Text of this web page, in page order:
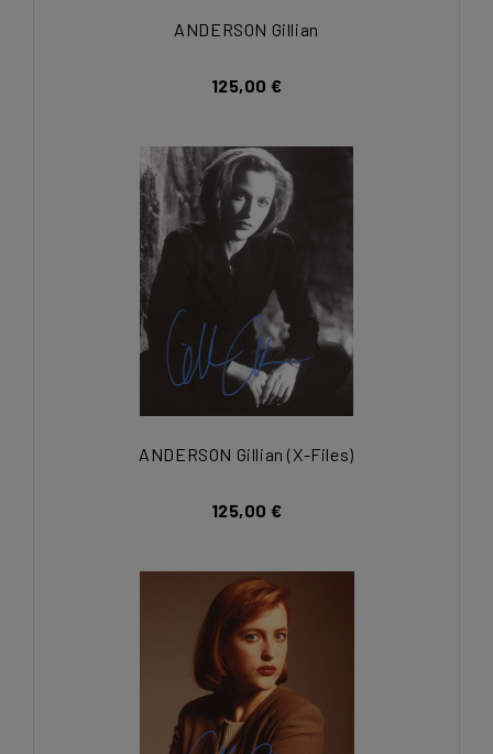
ANDERSON Gillian
125,00 €
ANDERSON Gillian (X-Files)
125,00 €